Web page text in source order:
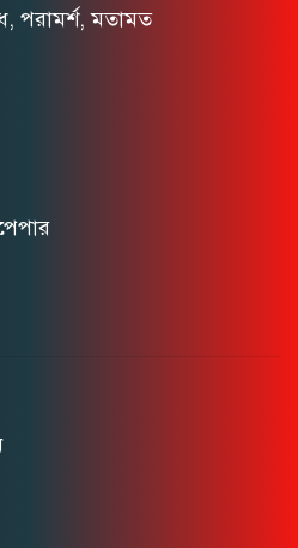
পরামর্শ, মতামত